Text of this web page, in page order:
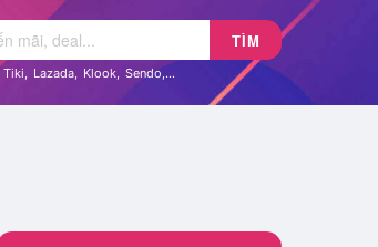
TÌM
Tiki, Lazada, Klook, Sendo,...